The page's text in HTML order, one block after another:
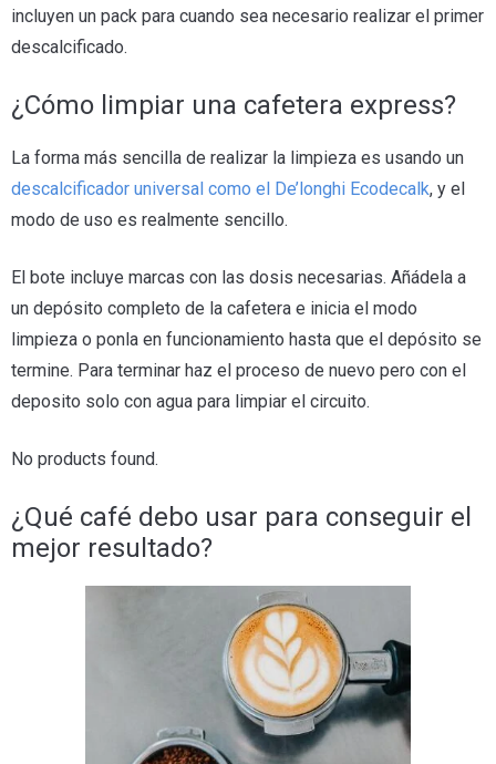
incluyen un pack para cuando sea necesario realizar el primer
descalcificado.
¿Cómo limpiar una cafetera express?
La forma más sencilla de realizar la limpieza es usando un
descalcificador universal como el De’longhi Ecodecalk, y el
modo de uso es realmente sencillo.
El bote incluye marcas con las dosis necesarias. Añádela a
un depósito completo de la cafetera e inicia el modo
limpieza o ponla en funcionamiento hasta que el depósito se
termine. Para terminar haz el proceso de nuevo pero con el
deposito solo con agua para limpiar el circuito.
No products found.
¿Qué café debo usar para conseguir el
mejor resultado?